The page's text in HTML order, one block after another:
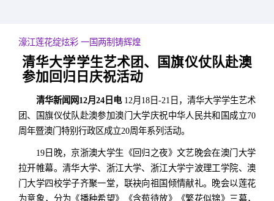
濠江莲花绽炫彩 一国两制铸辉煌
清华大学学生艺术团、国旗仪仗队赴澳
参加回归日庆祝活动
清华新闻网12月24日电12月18日-21日，清华大学学生艺术
团、国旗仪仗队赴澳参加澳门大学庆祝中华人民共和国成立70
周年暨澳门特别行政区成立20周年系列活动。
19日晚，京浙澳大学生《回归之夜》文艺晚会在澳门大学
拉开帷幕。清华大学、浙江大学、浙江大学宁波理工学院、澳
门大学四校学子齐聚一堂，联袂向祖国倾情献礼。晚会以莲花
为意象，分为《播种希望》《含苞待放》《繁花似锦》三幕，